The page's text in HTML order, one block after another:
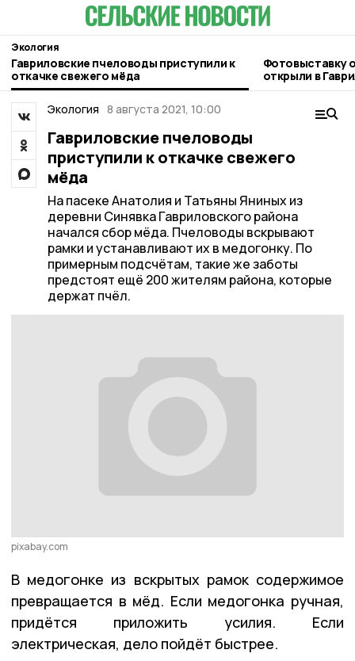
Экология
Гавриловские пчеловоды приступили к
откачке свежего мёда
Фотовыставку
открыли в
Экология 8 августа 2021, 10:00
Гавриловские пчеловоды
приступили к откачке свежего
мёда
На пасеке Анатолия и Татьяны Яниных из
деревни Синявка Гавриловского района
начался сбор мёда. Пчеловоды вскрывают
рамки и устанавливают их в медогонку. По
примерным подсчётам, такие же заботы
предстоят ещё 200 жителям района, которые
держат пчёл.
pixabay.com
В медогонке из вскрытых рамок содержимое
превращается в мёд. Если медогонка ручная,
придётся приложить усилия. Если
электрическая, дело пойдёт быстрее.